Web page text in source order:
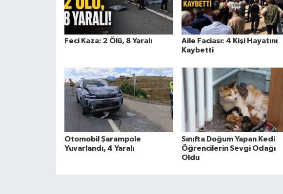
Feci Kaza: 2 Ölü, 8 Yaralı
Aile Faciası: 4 Kişi Hayatını
Kaybetti
Otomobil Şarampole
Yuvarlandı, 4 Yaralı
Sınıfta Doğum Yapan Kedi
Öğrencilerin Sevgi Odağı
Oldu